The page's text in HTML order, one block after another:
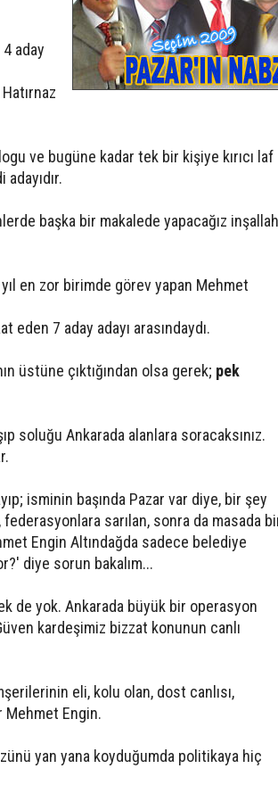
aday
ve bugüne kadar tek bir kişiye kırıcı laf
başka bir makalede yapacağız
en zor birimde görev yapan Mehmet
eden 7 aday adayı arasındaydı.
üstüne çıktığından olsa gerek;  pek
soluğu Ankarada alanlara soracaksınız.
isminin başında Pazar var diye, bir şey
federasyonlara sarılan, sonra da masada
Engin Altındağda sadece belediye
diye sorun bakalım...
de yok. Ankarada büyük bir operasyon
kardeşimiz bizzat konunun canlı
eli, kolu olan, dost canlısı,
Mehmet Engin.
yan yana koyduğumda politikaya hiç